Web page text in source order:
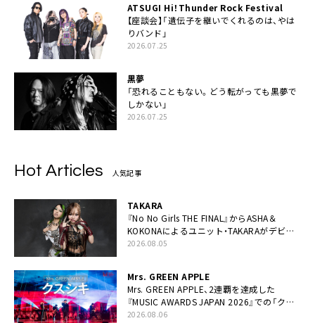
ATSUGI Hi！Thunder Rock Festival
【座談会】「遺伝子を継いでくれるのは、やは
りバンド」
2026.07.25
黒夢
「恐れることもない。どう転がっても黒夢で
しかない」
2026.07.25
Hot Articles 人気記事
TAKARA
『No No Girls THE FINAL』からASHA＆
KOKONAによるユニット・TAKARAがデビュ
ー
2026.08.05
Mrs. GREEN APPLE
Mrs. GREEN APPLE、2連覇を達成した
『MUSIC AWARDS JAPAN 2026』での「クス
シキ」ライブパフォーマンスをYouTube公開
2026.08.06